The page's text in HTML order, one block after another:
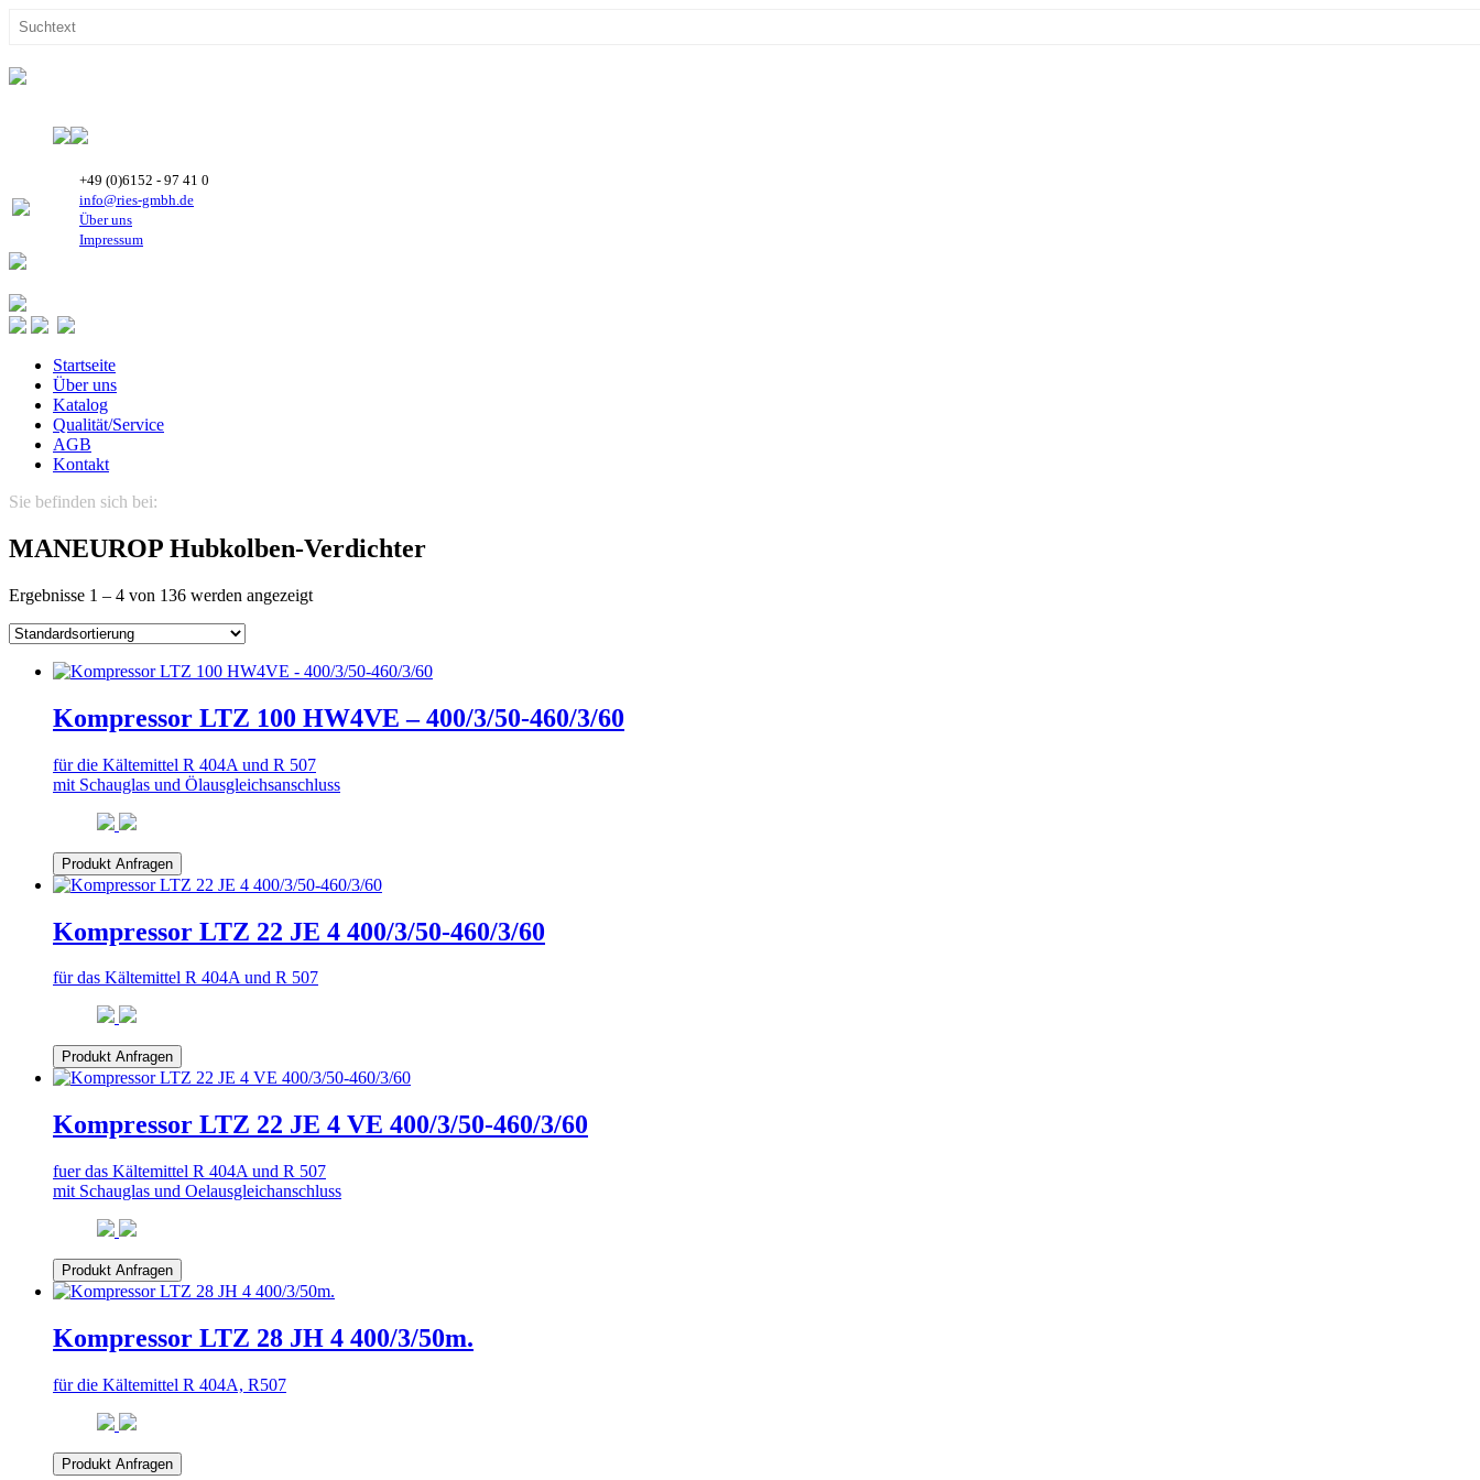
+49 (0)6152 - 97 41 0
info@ries-gmbh.de
Über uns
Impressum
Startseite
Über uns
Katalog
Qualität/Service
AGB
Kontakt
Sie befinden sich bei:
MANEUROP Hubkolben-Verdichter
Ergebnisse 1 – 4 von 136 werden angezeigt
Kompressor LTZ 100 HW4VE – 400/3/50-460/3/60
für die Kältemittel R 404A und R 507
mit Schauglas und Ölausgleichsanschluss
Produkt Anfragen
Kompressor LTZ 22 JE 4 400/3/50-460/3/60
für das Kältemittel R 404A und R 507
Produkt Anfragen
Kompressor LTZ 22 JE 4 VE 400/3/50-460/3/60
fuer das Kältemittel R 404A und R 507
mit Schauglas und Oelausgleichanschluss
Produkt Anfragen
Kompressor LTZ 28 JH 4 400/3/50m.
für die Kältemittel R 404A, R507
Produkt Anfragen